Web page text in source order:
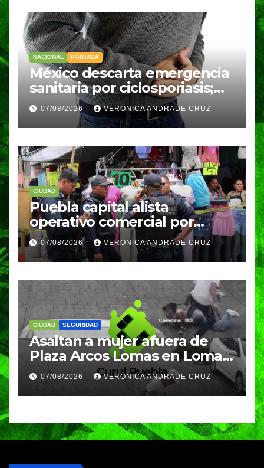
NACIONAL PORTADA
México descarta emergencia
sanitaria por ciclosporiasis;
reportan 33 casos en dos
meses
07/08/2026 VERÓNICA ANDRADE CRUZ
CIUDAD
Puebla capital alista
operativo comercial por
fiestas patrias y regreso a
clases
07/08/2026 VERÓNICA ANDRADE CRUZ
CIUDAD SEGURIDAD
Asaltan a mujer afuera de
Plaza Arcos Lomas en Lomas
de Angelópolis; delincuentes
huyeron en auto
07/08/2026 VERÓNICA ANDRADE CRUZ